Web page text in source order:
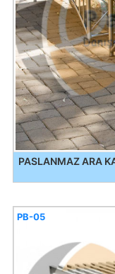
PASLANMAZ ARA
PB-05